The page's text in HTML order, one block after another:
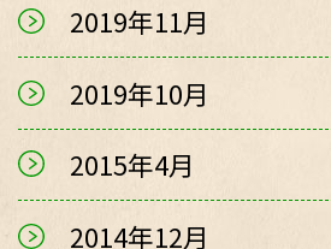
2019年11月
2019年10月
2015年4月
2014年12月